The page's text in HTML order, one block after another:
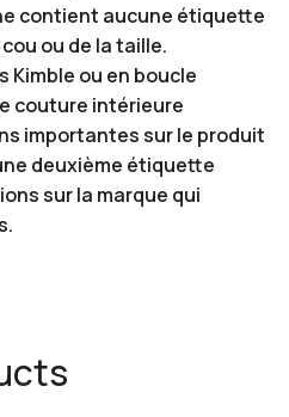
contient aucune étiquette
ou de la taille.
ou en boucle
couture intérieure
importantes sur le produit
deuxième étiquette
sur la marque qui